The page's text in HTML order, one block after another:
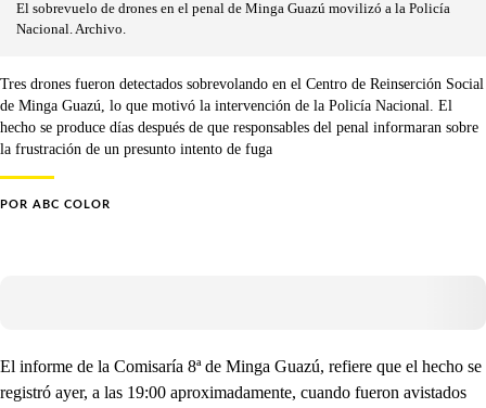
El sobrevuelo de drones en el penal de Minga Guazú movilizó a la Policía
Nacional. Archivo.
Tres drones fueron detectados sobrevolando en el Centro de Reinserción Social
de Minga Guazú, lo que motivó la intervención de la Policía Nacional. El
hecho se produce días después de que responsables del penal informaran sobre
la frustración de un presunto intento de fuga
POR ABC COLOR
El informe de la Comisaría 8ª de Minga Guazú, refiere que el hecho se
registró ayer, a las 19:00 aproximadamente, cuando fueron avistados